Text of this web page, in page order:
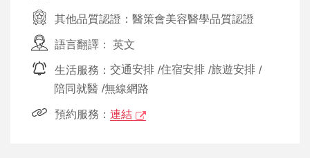
其他品質認證： 醫策會美容醫學品質認證
語言翻譯： 英文
生活服務： 交通安排 /住宿安排 /旅遊安排 /
陪同就醫 /無線網路
預約服務： 連結